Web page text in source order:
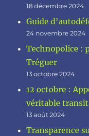
18 décembre 2024
Guide
24 novembre 2024
Technopolice :
Tréguer
13 octobre 2024
12 octobre :
véritable
13 août 2024
Transparence